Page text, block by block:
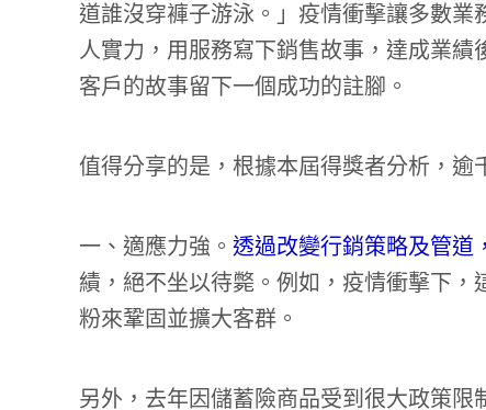
道誰沒穿褲子游泳。」疫情衝擊讓多數
人實力，用服務寫下銷售故事，達成業
客戶的故事留下一個成功的註腳。
值得分享的是，根據本屆得獎者分析，逾
一、適應力強。 透過改變行銷策略及管道
績，絕不坐以待斃。例如，疫情衝擊下
粉來鞏固並擴大客群。
另外，去年因儲蓄險商品受到很大政策